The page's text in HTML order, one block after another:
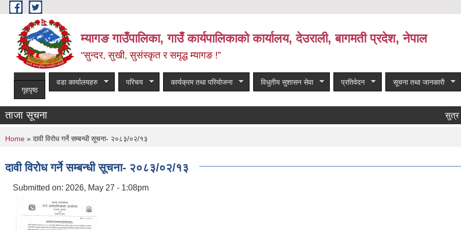
Skip to main content
म्यागङ गाउँपालिका, गाउँ कार्यपालिकाको कार्यालय, देउराली, बागमती प्रदेश, नेपाल
“सुन्दर, सुखी, सुसंस्कृत र समृद्ध म्यागङ !”
गृहपृष्ठ
वडा कार्यालयहरु परिचय कार्यक्रम तथा परियोजना विधुतीय सुशासन सेवा प्रतिवेदन सूचना तथा जानकारी
ताजा सूचना सुत्र
You are here
Home » दावी विरोध गर्ने सम्बन्धी सूचना- २०८३/०२/१३
दावी विरोध गर्ने सम्बन्धी सूचना- २०८३/०२/१३
Submitted on: 2026, May 27 - 1:08pm